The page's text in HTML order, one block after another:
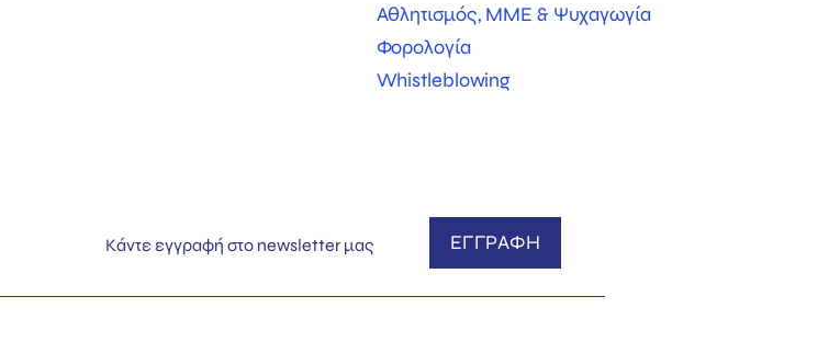
Αθλητισμός, ΜΜΕ & Ψυχαγωγία
Φορολογία
Whistleblowing
Κάντε εγγραφή στο newsletter μας ΕΓΓΡΑΦΗ